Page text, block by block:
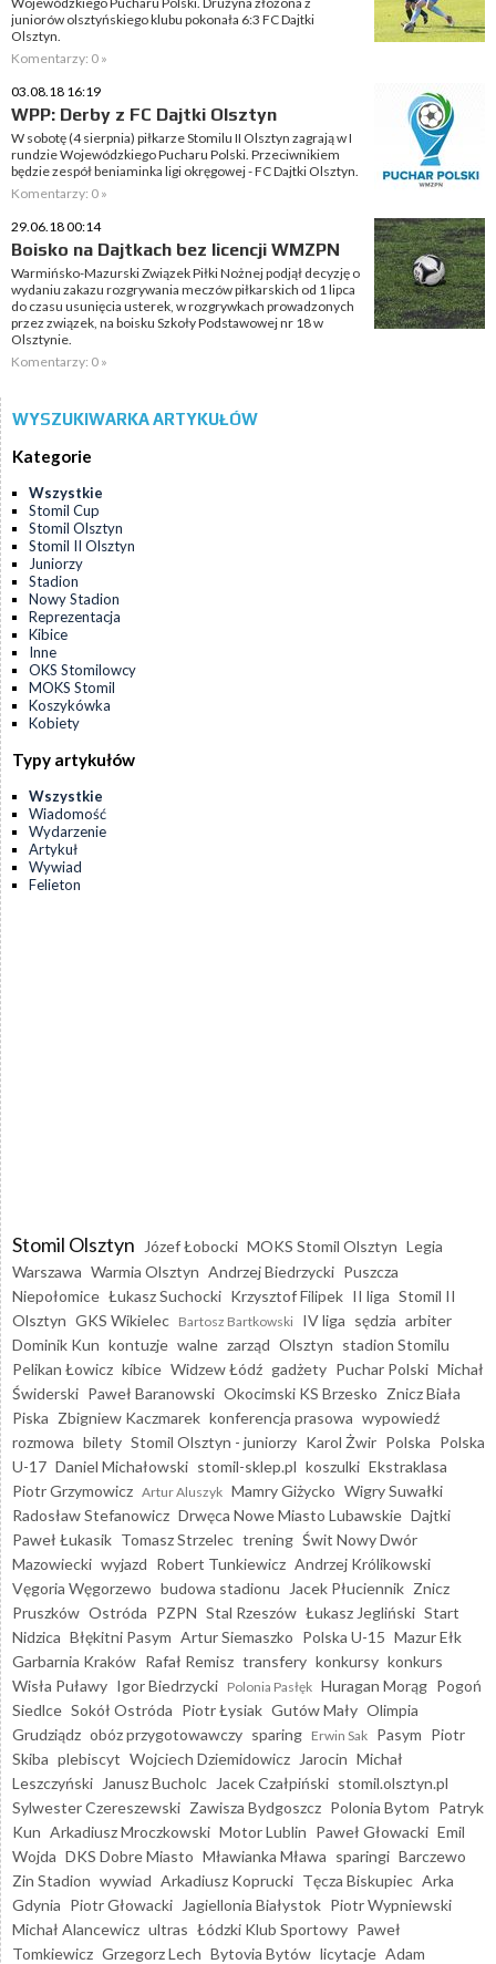
juniorów olsztyńskiego klubu pokonała 6:3 FC Dajtki
Olsztyn.
Komentarzy: 0 »
03.08.18 16:19
WPP: Derby z FC Dajtki Olsztyn
W sobotę (4 sierpnia) piłkarze Stomilu II Olsztyn zagrają w I
rundzie Wojewódzkiego Pucharu Polski. Przeciwnikiem
będzie zespół beniaminka ligi okręgowej - FC Dajtki Olsztyn.
Komentarzy: 0 »
29.06.18 00:14
Boisko na Dajtkach bez licencji WMZPN
Warmińsko-Mazurski Związek Piłki Nożnej podjął decyzję o
wydaniu zakazu rozgrywania meczów piłkarskich od 1 lipca
do czasu usunięcia usterek, w rozgrywkach prowadzonych
przez związek, na boisku Szkoły Podstawowej nr 18 w
Olsztynie.
Komentarzy: 0 »
WYSZUKIWARKA ARTYKUŁÓW
Kategorie
Wszystkie
Stomil Cup
Stomil Olsztyn
Stomil II Olsztyn
Juniorzy
Stadion
Nowy Stadion
Reprezentacja
Kibice
Inne
OKS Stomilowcy
MOKS Stomil
Koszykówka
Kobiety
Typy artykułów
Wszystkie
Wiadomość
Wydarzenie
Artykuł
Wywiad
Felieton
Stomil Olsztyn Józef Łobocki MOKS Stomil Olsztyn Legia
Warszawa Warmia Olsztyn Andrzej Biedrzycki Puszcza
Niepołomice Łukasz Suchocki Krzysztof Filipek II liga Stomil II
Olsztyn GKS Wikielec Bartosz Bartkowski IV liga sędzia arbiter
Dominik Kun kontuzje walne zarząd Olsztyn stadion Stomilu
Pelikan Łowicz kibice Widzew Łódź gadżety Puchar Polski Michał
Świderski Paweł Baranowski Okocimski KS Brzesko Znicz Biała
Piska Zbigniew Kaczmarek konferencja prasowa wypowiedź
rozmowa bilety Stomil Olsztyn - juniorzy Karol Żwir Polska Polska
U-17 Daniel Michałowski stomil-sklep.pl koszulki Ekstraklasa
Piotr Grzymowicz Artur Aluszyk Mamry Giżycko Wigry Suwałki
Radosław Stefanowicz Drwęca Nowe Miasto Lubawskie Dajtki
Paweł Łukasik Tomasz Strzelec trening Świt Nowy Dwór
Mazowiecki wyjazd Robert Tunkiewicz Andrzej Królikowski
Vęgoria Węgorzewo budowa stadionu Jacek Płuciennik Znicz
Pruszków Ostróda PZPN Stal Rzeszów Łukasz Jegliński Start
Nidzica Błękitni Pasym Artur Siemaszko Polska U-15 Mazur Ełk
Garbarnia Kraków Rafał Remisz transfery konkursy konkurs
Wisła Puławy Igor Biedrzycki Polonia Pasłęk Huragan Morąg Pogoń
Siedlce Sokół Ostróda Piotr Łysiak Gutów Mały Olimpia
Grudziądz obóz przygotowawczy sparing Erwin Sak Pasym Piotr
Skiba plebiscyt Wojciech Dziemidowicz Jarocin Michał
Leszczyński
Janusz Bucholc Jacek Czałpiński stomil.olsztyn.pl
Sylwester Czereszewski Zawisza Bydgoszcz Polonia Bytom Patryk
Kun Arkadiusz Mroczkowski Motor Lublin Paweł Głowacki Emil
Wojda DKS Dobre Miasto Mławianka Mława sparingi Barczewo
Zin Stadion wywiad Arkadiusz Koprucki Tęcza Biskupiec Arka
Gdynia Piotr Głowacki Jagiellonia Białystok Piotr Wypniewski
Michał Alancewicz ultras Łódzki Klub Sportowy Paweł
Tomkiewicz Grzegorz Lech Bytovia Bytów licytacje Adam